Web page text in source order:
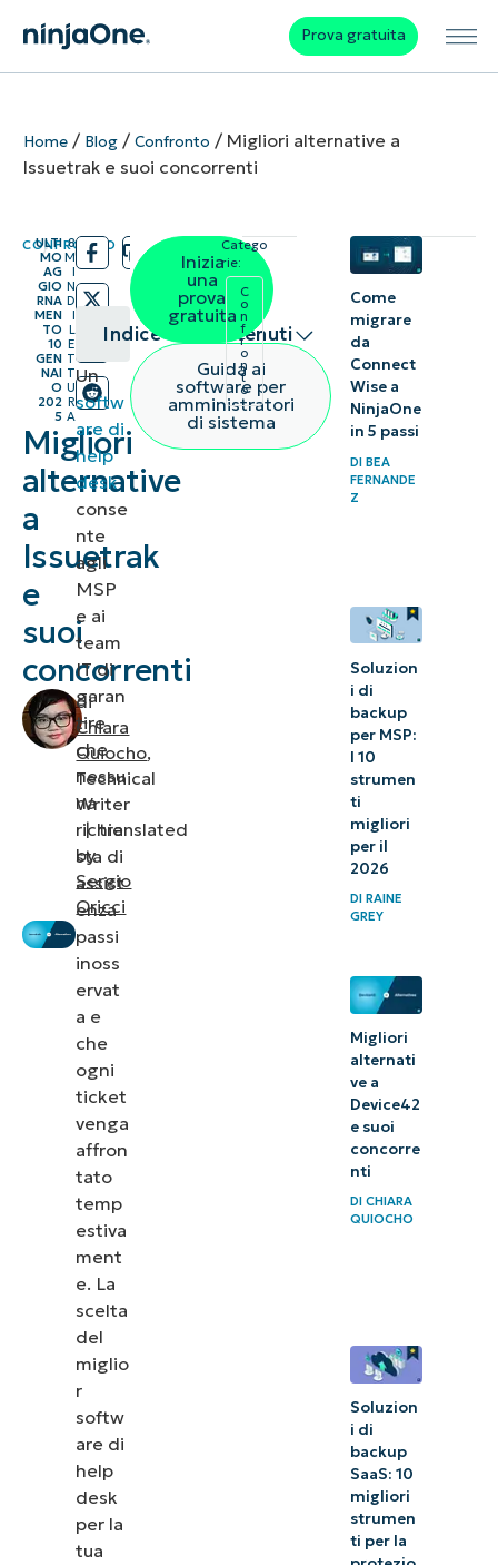
Prova gratuita
Home/ Blog/ Confronto / Migliori alternative a
Issuetrak e suoi concorrenti
CONFRONTO
/
ULTI
MO
AG
GIO
RNA
MEN
TO
10
GEN
NAI
O
202
5
/
8
M
I
N
D
I
L
E
T
T
U
R
A
Migliori
alternative
a
Issuetrak
e
suoi
concorrenti
di
Chiara
Quiocho,
Technical
Writer
|translated
by
Sergio
Oricci
Indice dei contenuti
Riepilogo
1.
NinjaOne
2.
SysAid
HappyFox
tra le
migliori
alternative
a Issuetrak
Un
softw
are di
help
desk
conse
nte
agli
MSP
e ai
team
IT di
garan
tire
che
nessu
na
richie
sta di
assist
enza
passi
inoss
ervat
a e
che
ogni
ticket
venga
affron
tato
temp
estiva
ment
e. La
scelta
del
miglio
r
softw
are di
help
desk
per la
tua
Inizia
una
prova
gratuita
Guida ai
software per
amministratori
di sistema
Catego
rie:
C
o
n
f
r
o
n
t
o
Come
migrare
da
Connect
Wise a
NinjaOne
in 5 passi
DIBEA
FERNANDE
Z
Soluzion
i di
backup
per MSP:
I 10
strumen
ti
migliori
per il
2026
DIRAINE
GREY
Migliori
alternati
ve a
Device42
e suoi
concorre
nti
DICHIARA
QUIOCHO
Soluzion
i di
backup
SaaS: 10
migliori
strumen
ti per la